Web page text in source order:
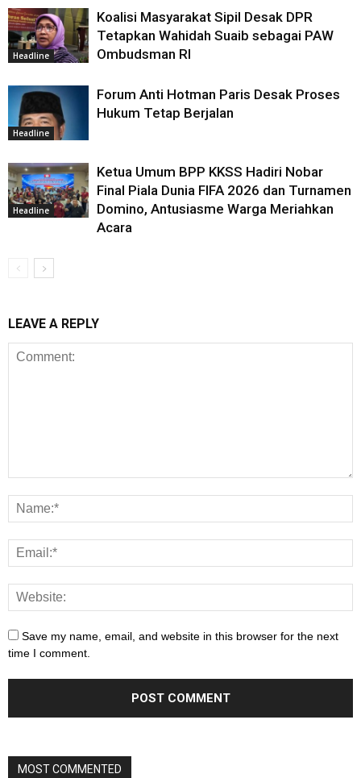
Headline
Koalisi Masyarakat Sipil Desak DPR
Tetapkan Wahidah Suaib sebagai PAW
Ombudsman RI
Headline
Forum Anti Hotman Paris Desak Proses
Hukum Tetap Berjalan
Headline
Ketua Umum BPP KKSS Hadiri Nobar
Final Piala Dunia FIFA 2026 dan Turnamen
Domino, Antusiasme Warga Meriahkan
Acara
LEAVE A REPLY
Save my name, email, and website in this browser for the next
time I comment.
MOST COMMENTED